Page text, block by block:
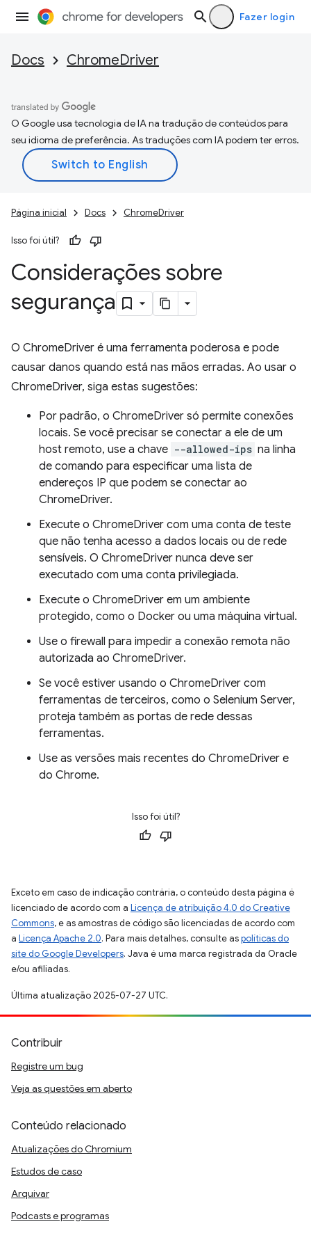
Fazer login
Docs ChromeDriver
O Google usa tecnologia de IA na tradução de conteúdos para
seu idioma de preferência. As traduções com IA podem ter erros.
Página inicial Docs ChromeDriver
Isso foi útil?
Considerações sobre
segurança
O ChromeDriver é uma ferramenta poderosa e pode
causar danos quando está nas mãos erradas. Ao usar o
ChromeDriver, siga estas sugestões:
Por padrão, o ChromeDriver só permite conexões
locais. Se você precisar se conectar a ele de um
host remoto, use a chave --allowed-ips na linha
de comando para especificar uma lista de
endereços IP que podem se conectar ao
ChromeDriver.
Execute o ChromeDriver com uma conta de teste
que não tenha acesso a dados locais ou de rede
sensíveis. O ChromeDriver nunca deve ser
executado com uma conta privilegiada.
Execute o ChromeDriver em um ambiente
protegido, como o Docker ou uma máquina virtual.
Use o firewall para impedir a conexão remota não
autorizada ao ChromeDriver.
Se você estiver usando o ChromeDriver com
ferramentas de terceiros, como o Selenium Server,
proteja também as portas de rede dessas
ferramentas.
Use as versões mais recentes do ChromeDriver e
do Chrome.
Isso foi útil?
Exceto em caso de indicação contrária, o conteúdo desta página é
licenciado de acordo com a Licença de atribuição 4.0 do Creative
Commons, e as amostras de código são licenciadas de acordo com
a Licença Apache 2.0. Para mais detalhes, consulte aspolíticas do
site do Google Developers. Java é uma marca registrada da Oracle
e/ou afiliadas.
Última atualização 2025-07-27 UTC.
Contribuir
Registre um bug
Veja as questões em aberto
Conteúdo relacionado
Atualizações do Chromium
Estudos de caso
Arquivar
Podcasts e programas